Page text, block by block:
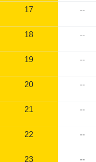
17 --
18 --
19 --
20 --
21 --
22 --
23 --